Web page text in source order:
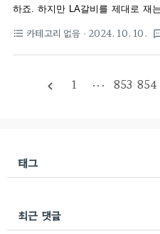
하죠. 하지만 LA갈비를 제대로 재
수 있습니다. 그렇다면 LA갈비를
건강한 갈비구이를 만들 수 있을까
방법부터 양념 만들기, 구이 팁까
연한 부위입니다. 등심 부위에서
format_list_bulleted 카테고리 없음 · 2024. 10. 10.
navigate_before 1 ··· 853 854
태그
최근 댓글